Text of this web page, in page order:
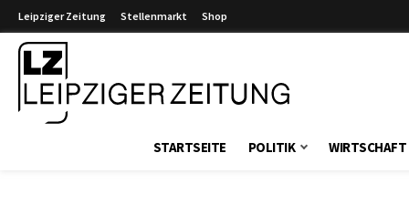
Leipziger Zeitung Stellenmarkt Shop
STARTSEITE POLITIK WIRTSCHAFT